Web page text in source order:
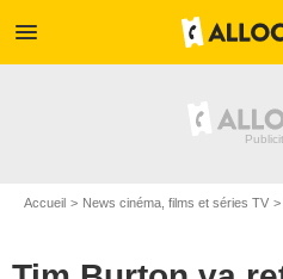
menu
Accueil News cinéma, films et séries TV